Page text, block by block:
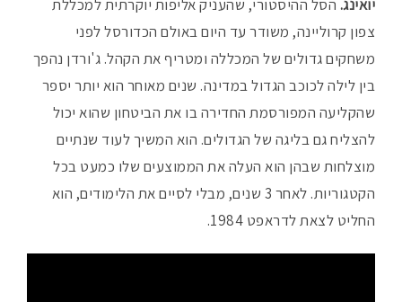
יואינג. הסל ההיסטורי, שהעניק אליפות יוקרתית למכללת
צפון קרוליינה, משודר עד היום באולם הכדורסל לפני
משחקים גדולים של המכללה ומטריף את הקהל. ג'ורדן נהפך
בין לילה לכוכב הגדול במדינה. שנים מאוחר הוא יותר יספר
שהקליעה המפורסמת החדירה בו את הביטחון שהוא יכול
להצליח גם בליגה של הגדולים. הוא המשיך לעוד שנתיים
מוצלחות שבהן הוא העלה את הממוצעים שלו כמעט בכל
הקטגוריות. לאחר 3 שנים, מבלי לסיים את הלימודים, הוא
החליט לצאת לדראפט 1984.